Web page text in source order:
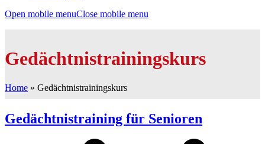
Open mobile menuClose mobile menu
Gedächtnistrainingskurs
Home » Gedächtnistrainingskurs
Gedächtnistraining für Senioren